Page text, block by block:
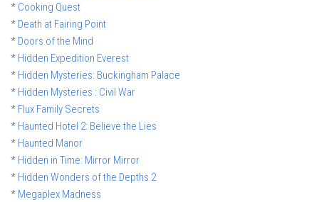
* Cooking Quest
* Death at Fairing Point
* Doors of the Mind
* Hidden Expedition Everest
* Hidden Mysteries: Buckingham Palace
* Hidden Mysteries : Civil War
* Flux Family Secrets
* Haunted Hotel 2: Believe the Lies
* Haunted Manor
* Hidden in Time: Mirror Mirror
* Hidden Wonders of the Depths 2
* Megaplex Madness